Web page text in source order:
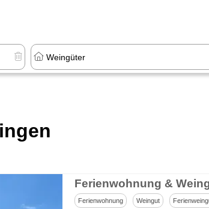
Ferienwohnung &
Ferienwohnung Weingut